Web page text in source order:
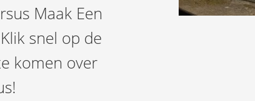
Maak Een
snel op de
komen over